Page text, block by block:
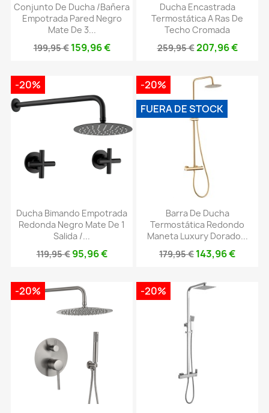
Conjunto De Ducha /bañera
Empotrada Pared Negro
Mate De 3...
199,95 € 159,96 €
Ducha Encastrada
Termostática A Ras De
Techo Cromada
259,95 €207,96 €
Ducha Bimando Empotrada
Redonda Negro Mate De 1
Salida /...
119,95 € 95,96 €
-20%
Barra De Ducha
Termostática Redondo
Maneta Luxury Dorado...
179,95 € 143,96 €
-20%
FUERA DE STOCK
-20% -20%